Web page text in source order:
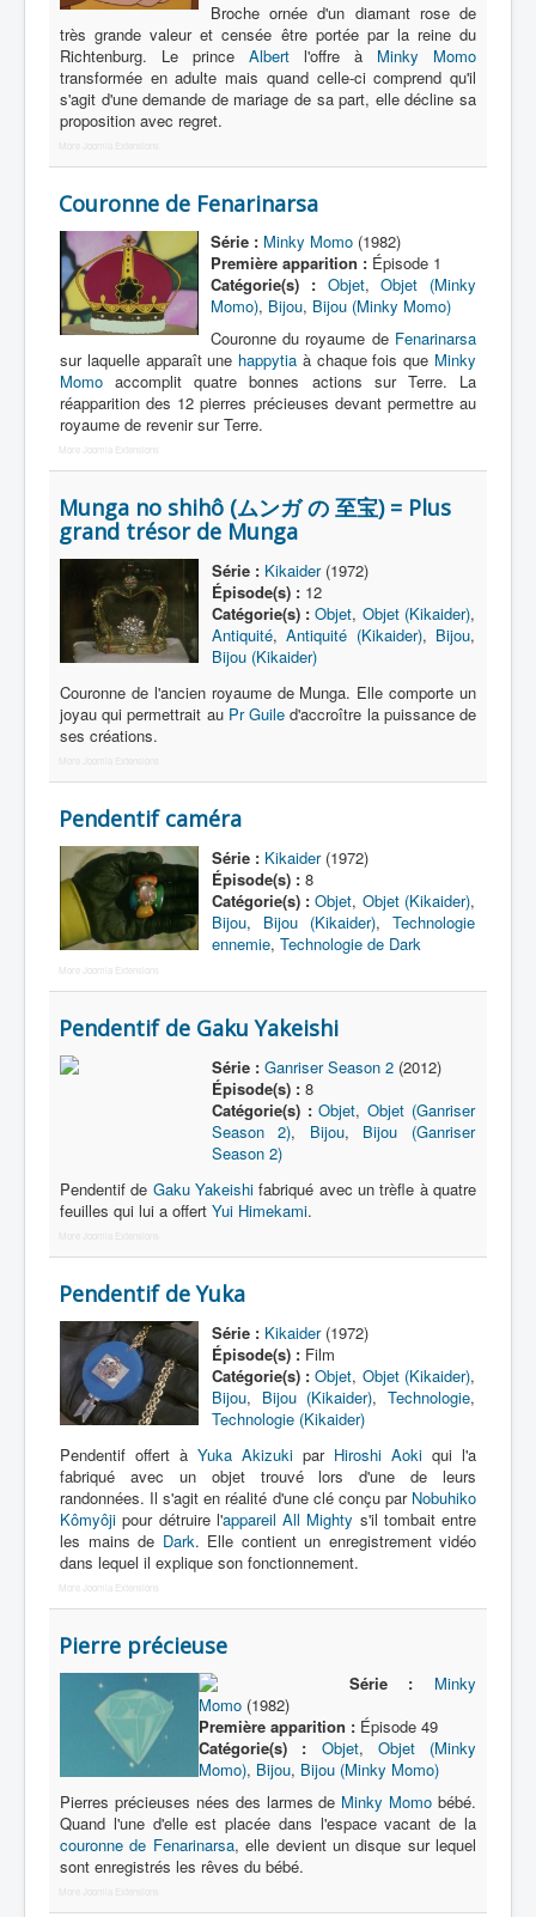
Broche ornée d'un diamant rose de
très grande valeur et censée être portée par la reine du
Richtenburg. Le prince Albert l'offre à Minky Momo
transformée en adulte mais quand celle-ci comprend qu'il
s'agit d'une demande de mariage de sa part, elle décline sa
proposition avec regret.
More Joomla Extensions
Couronne de Fenarinarsa
Série : Minky Momo(1982)
Première apparition :Épisode 1
Catégorie(s) : Objet,Objet (Minky
Momo), Bijou, Bijou (Minky Momo)
Couronne du royaume de Fenarinarsa
sur laquelle apparaît une happytia à chaque fois que Minky
Momo accomplit quatre bonnes actions sur Terre. La
réapparition des 12 pierres précieuses devant permettre au
royaume de revenir sur Terre.
More Joomla Extensions
Munga no shihô (ムンガ の 至宝) = Plus
grand trésor de Munga
Série : Kikaider(1972)
Épisode(s) :12
Catégorie(s) : Objet, Objet (Kikaider),
Antiquité,Antiquité (Kikaider), Bijou,
Bijou (Kikaider)
Couronne de l'ancien royaume de Munga. Elle comporte un
joyau qui permettrait au Pr Guile d'accroître la puissance de
ses créations.
More Joomla Extensions
Pendentif caméra
Série : Kikaider(1972)
Épisode(s) :8
Catégorie(s) : Objet, Objet (Kikaider),
Bijou, Bijou (Kikaider), Technologie
ennemie, Technologie de Dark
More Joomla Extensions
Pendentif de Gaku Yakeishi
Série : Ganriser Season 2(2012)
Épisode(s) :8
Catégorie(s) : Objet,Objet (Ganriser
Season 2), Bijou, Bijou (Ganriser
Season 2)
Pendentif de Gaku Yakeishi fabriqué avec un trèfle à quatre
feuilles qui lui a offert Yui Himekami.
More Joomla Extensions
Pendentif de Yuka
Série : Kikaider(1972)
Épisode(s) :Film
Catégorie(s) : Objet, Objet (Kikaider),
Bijou, Bijou (Kikaider), Technologie,
Technologie (Kikaider)
Pendentif offert à Yuka Akizuki par Hiroshi Aoki qui l'a
fabriqué avec un objet trouvé lors d'une de leurs
randonnées. Il s'agit en réalité d'une clé conçu par Nobuhiko
Kômyôji pour détruire l'appareil All Mighty s'il tombait entre
les mains de Dark. Elle contient un enregistrement vidéo
dans lequel il explique son fonctionnement.
More Joomla Extensions
Pierre précieuse
Série :
Minky
Momo(1982)
Première apparition :Épisode 49
Catégorie(s) :
Objet, Objet (Minky
Momo), Bijou, Bijou (Minky Momo)
Pierres précieuses nées des larmes de Minky Momo bébé.
Quand l'une d'elle est placée dans l'espace vacant de la
couronne de Fenarinarsa, elle devient un disque sur lequel
sont enregistrés les rêves du bébé.
More Joomla Extensions